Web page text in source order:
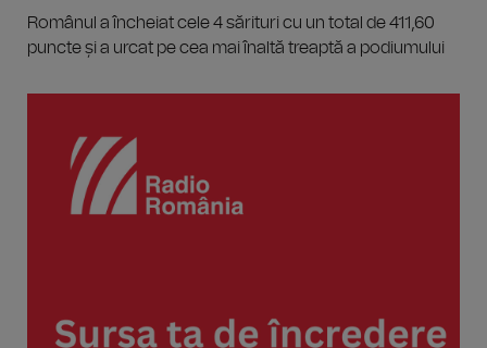
Românul a încheiat cele 4 sărituri cu un total de 411,60
puncte și a urcat pe cea mai înaltă treaptă a podiumului